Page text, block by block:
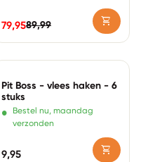
Normale prijs
89,99
Verkoopprijs
79,95 shopping_cart
Pit Boss - vlees haken - 6
stuks
•
Bestel nu, maandag
verzonden
Normale prijs
9,95 shopping_cart